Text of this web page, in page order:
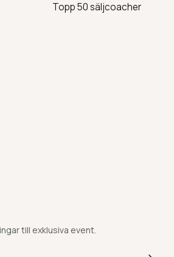
Topp 50 säljcoacher
till exklusiva event.